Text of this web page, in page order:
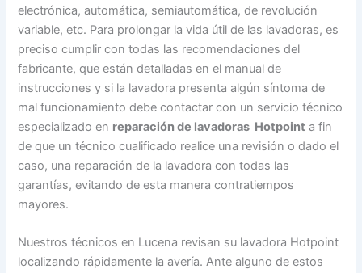
electrónica, automática, semiautomática, de revolución
variable, etc. Para prolongar la vida útil de las lavadoras, es
preciso cumplir con todas las recomendaciones del
fabricante, que están detalladas en el manual de
instrucciones y si la lavadora presenta algún síntoma de
mal funcionamiento debe contactar con un servicio técnico
especializado en reparación de lavadoras Hotpoint a fin
de que un técnico cualificado realice una revisión o dado el
caso, una reparación de la lavadora con todas las
garantías, evitando de esta manera contratiempos
mayores.
Nuestros técnicos en Lucena revisan su lavadora Hotpoint
localizando rápidamente la avería. Ante alguno de estos